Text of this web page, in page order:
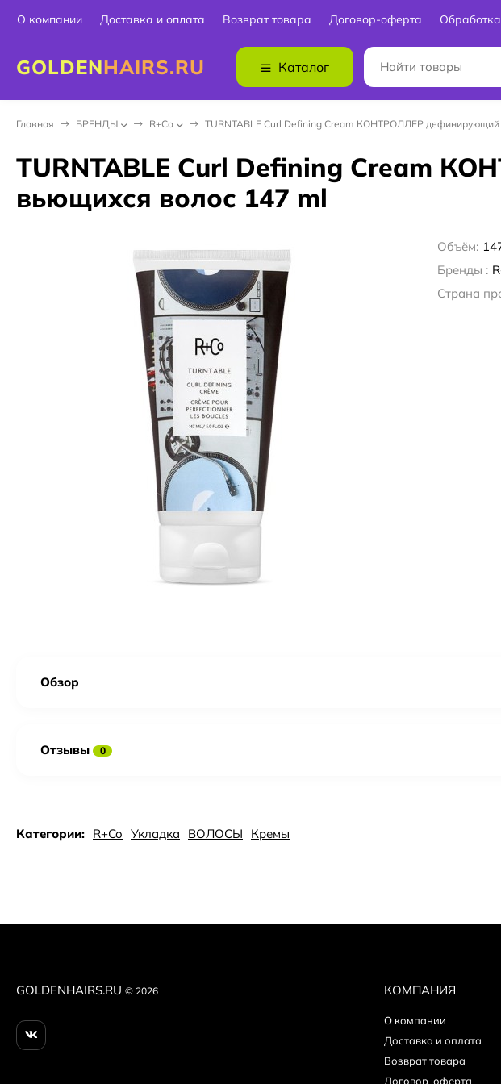
О компании Доставка и оплата Возврат товара Договор-оферта
GOLDENHAIRS.RU Каталог
Главная БPEНДЫ R+Co TURNTABLE Curl Defining Cream КОНТРОЛЛЕР
TURNTABLE Curl Defining Cream
вьющихся волос 147 ml
Объём:
Бренды :
Страна
Обзор
Отзывы 0
Категории: R+Co Укладка ВОЛОСЫ Кремы
GOLDENHAIRS.RU © 2026 КОМПАНИЯ
О компании
Доставка и оплата
Возврат товара
Договор-оферта